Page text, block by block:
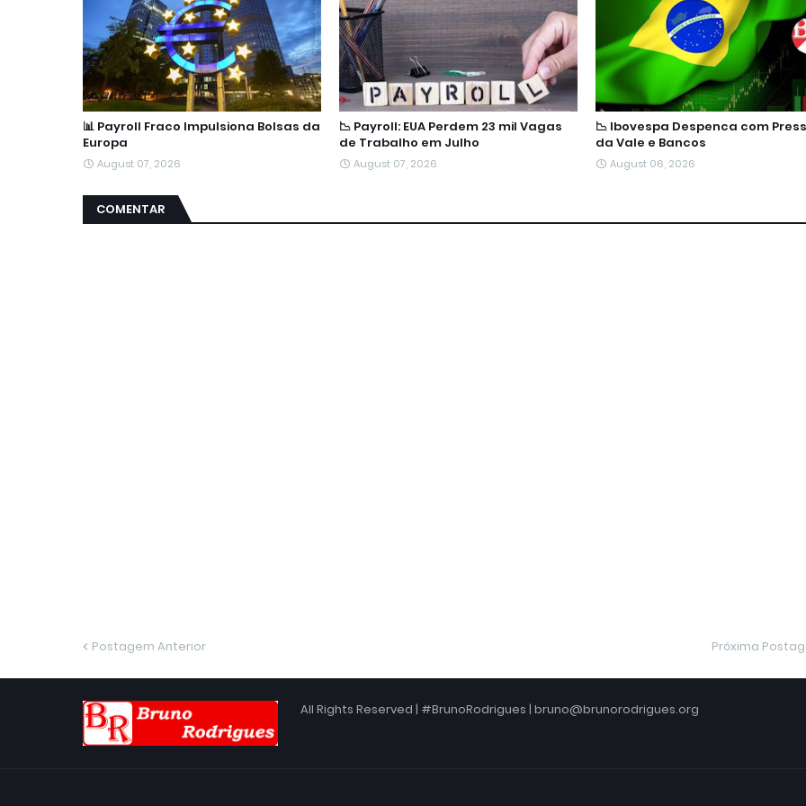
📊 Payroll Fraco Impulsiona Bolsas da
Europa
August 07, 2026
📉 Payroll: EUA Perdem 23 mil Vagas
de Trabalho em Julho
August 07, 2026
📉 Ibovespa Despenca com
da Vale e Bancos
August 06, 2026
COMENTAR
Postagem Anterior Próxima
All Rights Reserved | #BrunoRodrigues | bruno@brunorodrigues.org